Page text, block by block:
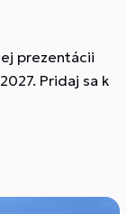
prezentácii
Pridaj sa k